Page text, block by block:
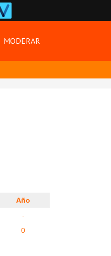
MODERAR
Año
-
0